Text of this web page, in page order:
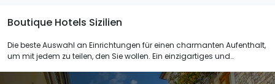
Boutique Hotels Sizilien
Die beste Auswahl an Einrichtungen für einen charmanten Aufenthalt,
um mit jedem zu teilen, den Sie wollen. Ein einzigartiges und
lieben. 1.2 oder 3 Nächte, für Sie die Wahl.